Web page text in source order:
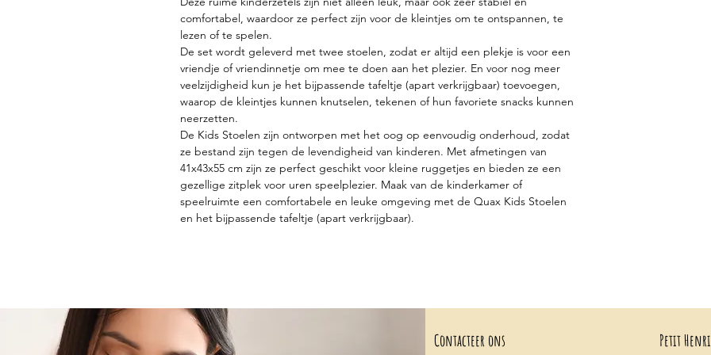
comfortabel, waardoor ze perfect zijn voor de kleintjes om te ontspannen, te
lezen of te spelen.
De set wordt geleverd met twee stoelen, zodat er altijd een plekje is voor een
vriendje of vriendinnetje om mee te doen aan het plezier. En voor nog meer
veelzijdigheid kun je het bijpassende tafeltje (apart verkrijgbaar) toevoegen,
waarop de kleintjes kunnen knutselen, tekenen of hun favoriete snacks kunnen
neerzetten.
De Kids Stoelen zijn ontworpen met het oog op eenvoudig onderhoud, zodat
ze bestand zijn tegen de levendigheid van kinderen. Met afmetingen van
41x43x55 cm zijn ze perfect geschikt voor kleine ruggetjes en bieden ze een
gezellige zitplek voor uren speelplezier. Maak van de kinderkamer of
speelruimte een comfortabele en leuke omgeving met de Quax Kids Stoelen
en het bijpassende tafeltje (apart verkrijgbaar).
Contacteer ons Petit